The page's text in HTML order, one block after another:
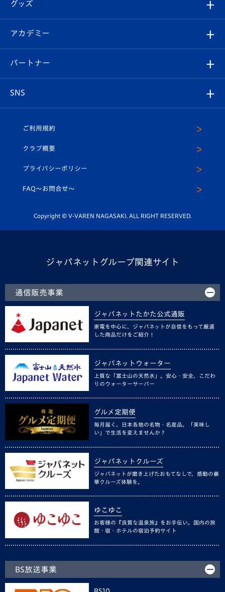
チケット
イベント
メディア
ホームタウン
スタッフプロフィール
マスコット紹介
平和祈念活動
ホームタウン活動
Revive Team
ヴィヴィくんの長崎おもてなしガイド
フォトギャラリー
スタジアムグルメ
V-LOVERS（ファンクラブ）
プレイヤーズスイート
グッズ
オンラインショップ
店舗情報
アカデミー
育成からのお知らせ
U-18
スクール
パートナー
SNS
ヴィヴィくんインスタグラム
公式LINE＠
ご利用規約
クラブ概要
プライバシーポリシー
FAQ〜お問合せ〜
Copyright © V-VAREN NAGASAKI. ALL RIGHT RESERVED.
ジャパネットグループ関連サイト
通信販売事業
ジャパネットたかた公式通販
家電を中心に、ジャパネットが自信をもって厳選
した商品だけをご紹介！
ジャパネットウォーター
上質な「富士山の天然水」。安心・安全、こだわ
りのウォーターサーバー
グルメ定期便
毎月届く、日本各地の名物・名産品。「美味し
い」で生活を変えませんか？
ジャパネットクルーズ
ジャパネットが磨き上げたおもてなしで、感動の豪
華クルーズ体験を。
ゆこゆこ
お客様の『良質な温泉旅』をお手伝い。国内の旅
館・宿・ホテルの宿泊予約サイト
BS放送事業